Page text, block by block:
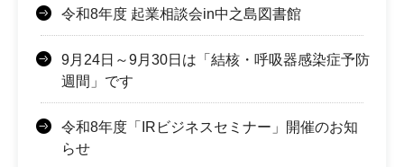
令和8年度 起業相談会in中之島図書館
9月24日～9月30日は「結核・呼吸器感染症予防
週間」です
令和8年度「IRビジネスセミナー」開催のお知
らせ